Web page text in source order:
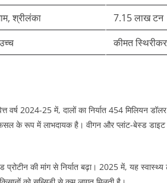
श्रीलंका
7.15 लाख टन ​
कीमत
वर्ष 2024-25 में, दालों का निर्यात 454 मिलियन
के रूप में लाभदायक है। वीगन और प्लांट-बेस्ड डाइट
की मांग से निर्यात बढ़ा। 2025 में, यह